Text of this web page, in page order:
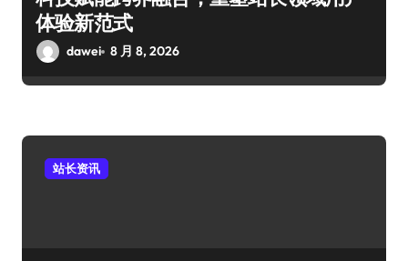
体验新范式
dawei 8 月 8, 2026
站长资讯